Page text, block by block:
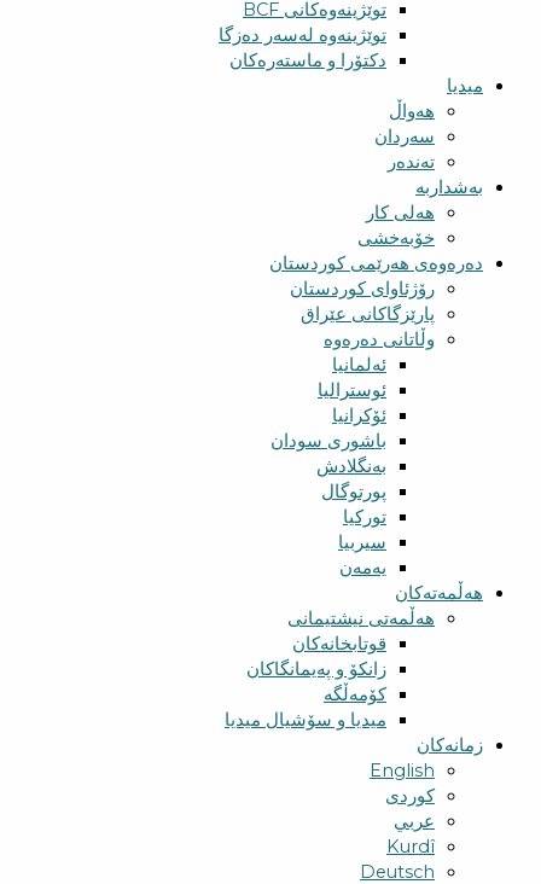
توێژینەوەکانی BCF​
توێژینەوە لەسەر دەزگا
دکتۆرا و ماستەرەکان
میدیا
‌‌هەواڵ
سه‌ردان
تەندەر
بەشداربە
هەلی کار
خۆبەخشی
دەرەوەی هەرێمی کوردستان
رۆژئاوای کوردستان
پارێزگاکانی عێراق
وڵاتانی دەرەوە
ئەلمانیا
ئوسترالیا
ئۆکرانیا
باشوری سودان
بەنگلادش
پورتوگال
تورکیا
سیربیا
یەمەن
هەڵمەتەکان
هەڵمەتی نیشتیمانی
قوتابخانەکان
زانکۆ و پەیمانگاکان
کۆمەڵگە
میدیا و سۆشیال میدیا
زمانەکان
English
کوردی
عربي
Kurdî
Deutsch